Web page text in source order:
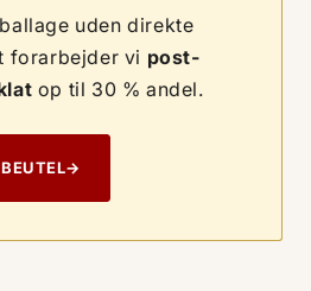
uden direkte
forarbejder vi post-
op til 30 % andel.
→